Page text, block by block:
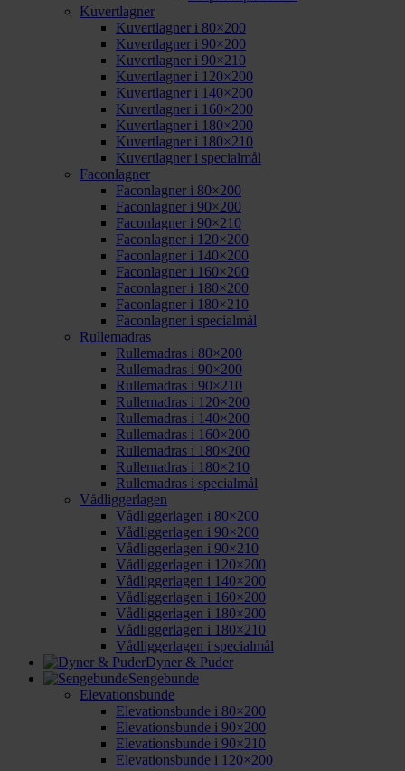
Kuvertlagner
Kuvertlagner i 80×200
Kuvertlagner i 90×200
Kuvertlagner i 90×210
Kuvertlagner i 120×200
Kuvertlagner i 140×200
Kuvertlagner i 160×200
Kuvertlagner i 180×200
Kuvertlagner i 180×210
Kuvertlagner i specialmål
Faconlagner
Faconlagner i 80×200
Faconlagner i 90×200
Faconlagner i 90×210
Faconlagner i 120×200
Faconlagner i 140×200
Faconlagner i 160×200
Faconlagner i 180×200
Faconlagner i 180×210
Faconlagner i specialmål
Rullemadras
Rullemadras i 80×200
Rullemadras i 90×200
Rullemadras i 90×210
Rullemadras i 120×200
Rullemadras i 140×200
Rullemadras i 160×200
Rullemadras i 180×200
Rullemadras i 180×210
Rullemadras i specialmål
Vådliggerlagen
Vådliggerlagen i 80×200
Vådliggerlagen i 90×200
Vådliggerlagen i 90×210
Vådliggerlagen i 120×200
Vådliggerlagen i 140×200
Vådliggerlagen i 160×200
Vådliggerlagen i 180×200
Vådliggerlagen i 180×210
Vådliggerlagen i specialmål
Dyner & Puder
Sengebunde
Elevationsbunde
Elevationsbunde i 80×200
Elevationsbunde i 90×200
Elevationsbunde i 90×210
Elevationsbunde i 120×200